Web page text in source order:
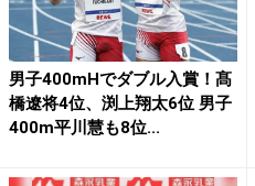
男子400mHでダブル入賞！髙
橋遼将4位、渕上翔太6位 男子
400m平川慧も8位...